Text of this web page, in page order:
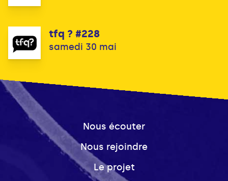
tfq ? #228
samedi 30 mai
Nous écouter
Nous rejoindre
Le projet